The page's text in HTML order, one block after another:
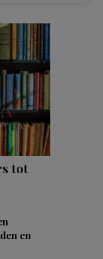
tot
en